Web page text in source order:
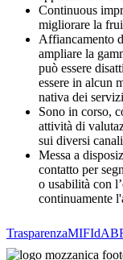
Continuous
migliorare la
Affiancamento
ampliare la
può essere
essere in alcun
nativa dei
Sono in corso,
attività di
sui diversi
Messa a
contatto per
o usabilità con
continuamente
TrasparenzaMIFId